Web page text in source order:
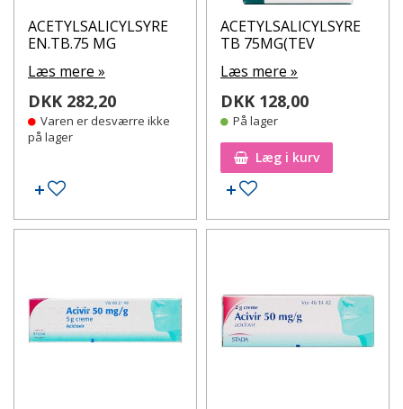
ACETYLSALICYLSYRE
EN.TB.75 MG
Læs mere »
DKK 282,20
Varen er desværre ikke
på lager
Tilføj til ønskeseddel
ACETYLSALICYLSYRE
TB 75MG(TEV
Læs mere »
DKK 128,00
På lager
Læg i kurv
Tilføj til ønskeseddel